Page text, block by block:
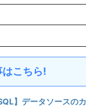
こちら!
】データソースの